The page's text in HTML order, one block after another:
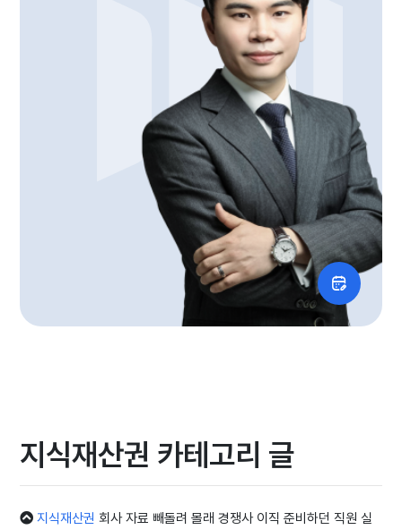
지식재산권 카테고리 글
지식재산권 회사 자료 빼돌려 몰래 경쟁사 이직 준비하던 직원 실